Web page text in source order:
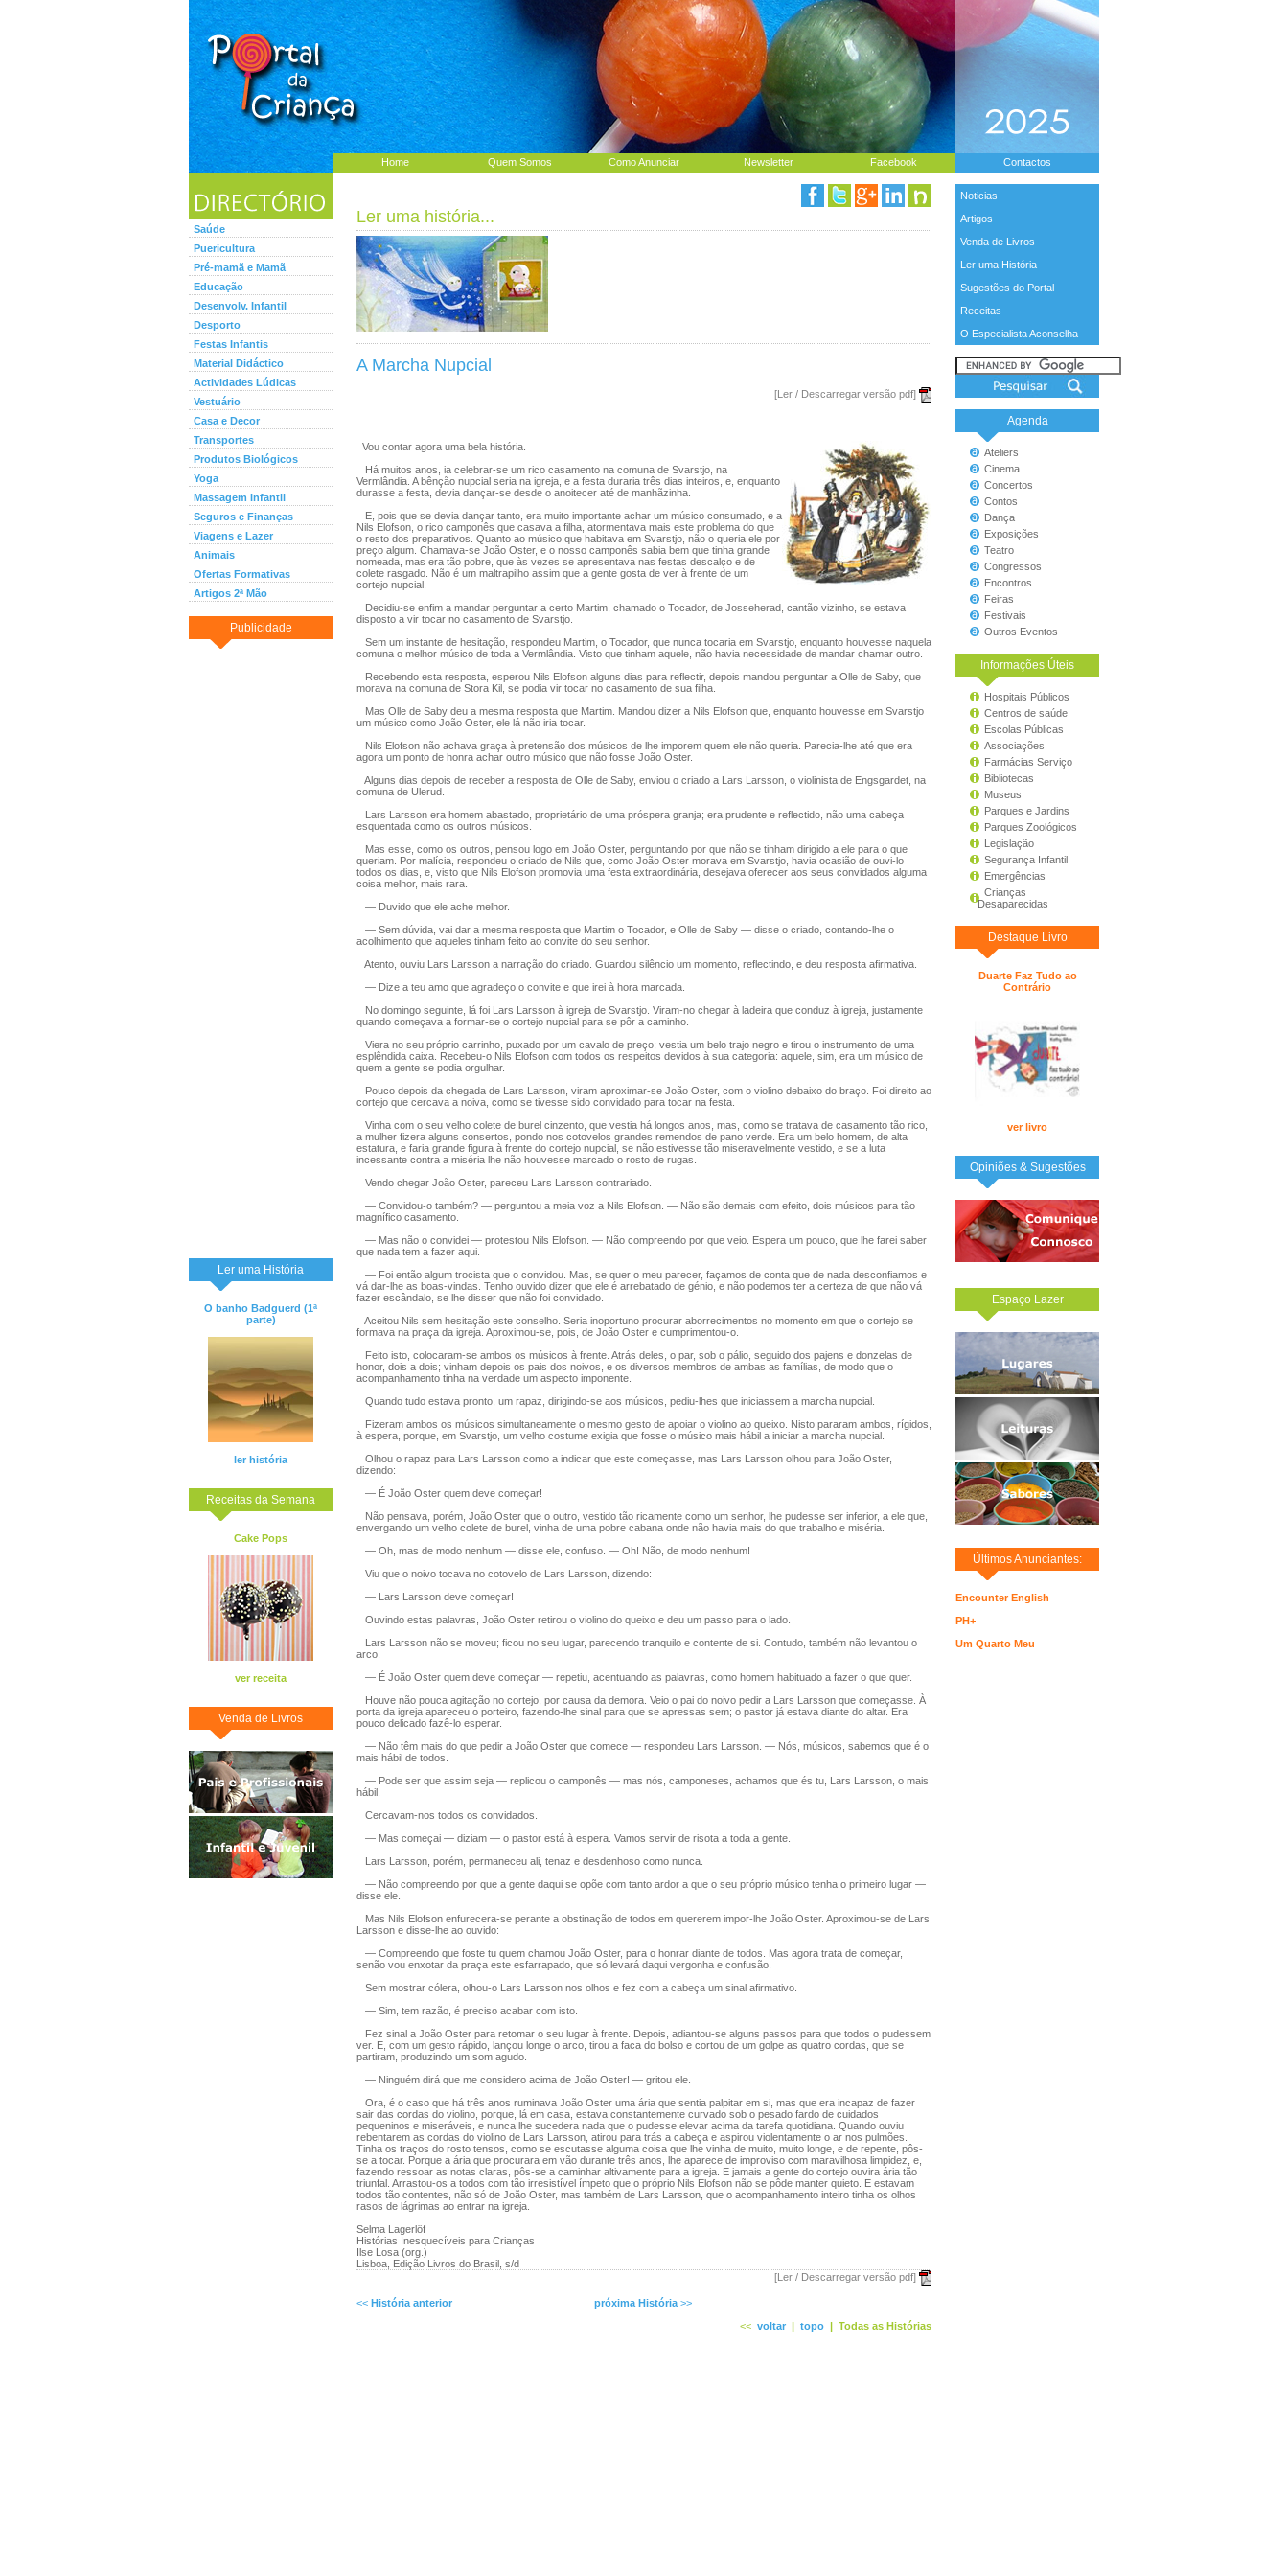
Home Quem Somos Como Anunciar Newsletter Facebook Contactos
Saúde
Puericultura
Pré-mamã e Mamã
Educação
Desenvolv. Infantil
Desporto
Festas Infantis
Material Didáctico
Actividades Lúdicas
Vestuário
Casa e Decor
Transportes
Produtos Biológicos
Yoga
Massagem Infantil
Seguros e Finanças
Viagens e Lazer
Animais
Ofertas Formativas
Artigos 2ª Mão
Publicidade
Ler uma História
O banho Badguerd (1ª
parte)
ler história
Receitas da Semana
Cake Pops
ver receita
Venda de Livros
Noticias
Artigos
Venda de Livros
Ler uma História
Sugestões do Portal
Receitas
O Especialista Aconselha
Agenda
Ateliers
Cinema
Concertos
Contos
Dança
Exposições
Teatro
Congressos
Encontros
Feiras
Festivais
Outros Eventos
Informações Úteis
Hospitais Públicos
Centros de saúde
Escolas Públicas
Associações
Farmácias Serviço
Bibliotecas
Museus
Parques e Jardins
Parques Zoológicos
Legislação
Segurança Infantil
Emergências
Crianças
Desaparecidas
Destaque Livro
Duarte Faz Tudo ao
Contrário
ver livro
Opiniões & Sugestões
Espaço Lazer
Últimos Anunciantes:
Encounter English
PH+
Um Quarto Meu
Ler uma história...
A Marcha Nupcial
[Ler / Descarregar versão pdf]
Vou contar agora uma bela história.
Há muitos anos, ia celebrar-se um rico casamento na comuna de Svarstjo, na
Vermlândia. A bênção nupcial seria na igreja, e a festa duraria três dias inteiros, e, enquanto
durasse a festa, devia dançar-se desde o anoitecer até de manhãzinha.
E, pois que se devia dançar tanto, era muito importante achar um músico consumado, e a
Nils Elofson, o rico camponês que casava a filha, atormentava mais este problema do que
o resto dos preparativos. Quanto ao músico que habitava em Svarstjo, não o queria ele por
preço algum. Chamava-se João Oster, e o nosso camponês sabia bem que tinha grande
nomeada, mas era tão pobre, que às vezes se apresentava nas festas descalço e de
colete rasgado. Não é um maltrapilho assim que a gente gosta de ver à frente de um
cortejo nupcial.
Decidiu-se enfim a mandar perguntar a certo Martim, chamado o Tocador, de Josseherad, cantão vizinho, se estava
disposto a vir tocar no casamento de Svarstjo.
Sem um instante de hesitação, respondeu Martim, o Tocador, que nunca tocaria em Svarstjo, enquanto houvesse naquela
comuna o melhor músico de toda a Vermlândia. Visto que tinham aquele, não havia necessidade de mandar chamar outro.
Recebendo esta resposta, esperou Nils Elofson alguns dias para reflectir, depois mandou perguntar a Olle de Saby, que
morava na comuna de Stora Kil, se podia vir tocar no casamento de sua filha.
Mas Olle de Saby deu a mesma resposta que Martim. Mandou dizer a Nils Elofson que, enquanto houvesse em Svarstjo
um músico como João Oster, ele lá não iria tocar.
Nils Elofson não achava graça à pretensão dos músicos de lhe imporem quem ele não queria. Parecia-lhe até que era
agora um ponto de honra achar outro músico que não fosse João Oster.
Alguns dias depois de receber a resposta de Olle de Saby, enviou o criado a Lars Larsson, o violinista de Engsgardet, na
comuna de Ulerud.
Lars Larsson era homem abastado, proprietário de uma próspera granja; era prudente e reflectido, não uma cabeça
esquentada como os outros músicos.
Mas esse, como os outros, pensou logo em João Oster, perguntando por que não se tinham dirigido a ele para o que
queriam. Por malícia, respondeu o criado de Nils que, como João Oster morava em Svarstjo, havia ocasião de ouvi-lo
todos os dias, e, visto que Nils Elofson promovia uma festa extraordinária, desejava oferecer aos seus convidados alguma
coisa melhor, mais rara.
— Duvido que ele ache melhor.
— Sem dúvida, vai dar a mesma resposta que Martim o Tocador, e Olle de Saby — disse o criado, contando-lhe o
acolhimento que aqueles tinham feito ao convite do seu senhor.
Atento, ouviu Lars Larsson a narração do criado. Guardou silêncio um momento, reflectindo, e deu resposta afirmativa.
— Dize a teu amo que agradeço o convite e que irei à hora marcada.
No domingo seguinte, lá foi Lars Larsson à igreja de Svarstjo. Viram-no chegar à ladeira que conduz à igreja, justamente
quando começava a formar-se o cortejo nupcial para se pôr a caminho.
Viera no seu próprio carrinho, puxado por um cavalo de preço; vestia um belo trajo negro e tirou o instrumento de uma
esplêndida caixa. Recebeu-o Nils Elofson com todos os respeitos devidos à sua categoria: aquele, sim, era um músico de
quem a gente se podia orgulhar.
Pouco depois da chegada de Lars Larsson, viram aproximar-se João Oster, com o violino debaixo do braço. Foi direito ao
cortejo que cercava a noiva, como se tivesse sido convidado para tocar na festa.
Vinha com o seu velho colete de burel cinzento, que vestia há longos anos, mas, como se tratava de casamento tão rico,
a mulher fizera alguns consertos, pondo nos cotovelos grandes remendos de pano verde. Era um belo homem, de alta
estatura, e faria grande figura à frente do cortejo nupcial, se não estivesse tão miseravelmente vestido, e se a luta
incessante contra a miséria lhe não houvesse marcado o rosto de rugas.
Vendo chegar João Oster, pareceu Lars Larsson contrariado.
— Convidou-o também? — perguntou a meia voz a Nils Elofson. — Não são demais com efeito, dois músicos para tão
magnífico casamento.
— Mas não o convidei — protestou Nils Elofson. — Não compreendo por que veio. Espera um pouco, que lhe farei saber
que nada tem a fazer aqui.
— Foi então algum trocista que o convidou. Mas, se quer o meu parecer, façamos de conta que de nada desconfiamos e
vá dar-lhe as boas-vindas. Tenho ouvido dizer que ele é arrebatado de génio, e não podemos ter a certeza de que não vá
fazer escândalo, se lhe disser que não foi convidado.
Aceitou Nils sem hesitação este conselho. Seria inoportuno procurar aborrecimentos no momento em que o cortejo se
formava na praça da igreja. Aproximou-se, pois, de João Oster e cumprimentou-o.
Feito isto, colocaram-se ambos os músicos à frente. Atrás deles, o par, sob o pálio, seguido dos pajens e donzelas de
honor, dois a dois; vinham depois os pais dos noivos, e os diversos membros de ambas as famílias, de modo que o
acompanhamento tinha na verdade um aspecto imponente.
Quando tudo estava pronto, um rapaz, dirigindo-se aos músicos, pediu-lhes que iniciassem a marcha nupcial.
Fizeram ambos os músicos simultaneamente o mesmo gesto de apoiar o violino ao queixo. Nisto pararam ambos, rígidos,
à espera, porque, em Svarstjo, um velho costume exigia que fosse o músico mais hábil a iniciar a marcha nupcial.
Olhou o rapaz para Lars Larsson como a indicar que este começasse, mas Lars Larsson olhou para João Oster,
dizendo:
— É João Oster quem deve começar!
Não pensava, porém, João Oster que o outro, vestido tão ricamente como um senhor, lhe pudesse ser inferior, a ele que,
envergando um velho colete de burel, vinha de uma pobre cabana onde não havia mais do que trabalho e miséria.
— Oh, mas de modo nenhum — disse ele, confuso. — Oh! Não, de modo nenhum!
Viu que o noivo tocava no cotovelo de Lars Larsson, dizendo:
— Lars Larsson deve começar!
Ouvindo estas palavras, João Oster retirou o violino do queixo e deu um passo para o lado.
Lars Larsson não se moveu; ficou no seu lugar, parecendo tranquilo e contente de si. Contudo, também não levantou o
arco.
— É João Oster quem deve começar — repetiu, acentuando as palavras, como homem habituado a fazer o que quer.
Houve não pouca agitação no cortejo, por causa da demora. Veio o pai do noivo pedir a Lars Larsson que começasse. À
porta da igreja apareceu o porteiro, fazendo-lhe sinal para que se apressas sem; o pastor já estava diante do altar. Era
pouco delicado fazê-lo esperar.
— Não têm mais do que pedir a João Oster que comece — respondeu Lars Larsson. — Nós, músicos, sabemos que é o
mais hábil de todos.
— Pode ser que assim seja — replicou o camponês — mas nós, camponeses, achamos que és tu, Lars Larsson, o mais
hábil.
Cercavam-nos todos os convidados.
— Mas começai — diziam — o pastor está à espera. Vamos servir de risota a toda a gente.
Lars Larsson, porém, permaneceu ali, tenaz e desdenhoso como nunca.
— Não compreendo por que a gente daqui se opõe com tanto ardor a que o seu próprio músico tenha o primeiro lugar —
disse ele.
Mas Nils Elofson enfurecera-se perante a obstinação de todos em quererem impor-lhe João Oster. Aproximou-se de Lars
Larsson e disse-lhe ao ouvido:
— Compreendo que foste tu quem chamou João Oster, para o honrar diante de todos. Mas agora trata de começar,
senão vou enxotar da praça este esfarrapado, que só levará daqui vergonha e confusão.
Sem mostrar cólera, olhou-o Lars Larsson nos olhos e fez com a cabeça um sinal afirmativo.
— Sim, tem razão, é preciso acabar com isto.
Fez sinal a João Oster para retomar o seu lugar à frente. Depois, adiantou-se alguns passos para que todos o pudessem
ver. E, com um gesto rápido, lançou longe o arco, tirou a faca do bolso e cortou de um golpe as quatro cordas, que se
partiram, produzindo um som agudo.
— Ninguém dirá que me considero acima de João Oster! — gritou ele.
Ora, é o caso que há três anos ruminava João Oster uma ária que sentia palpitar em si, mas que era incapaz de fazer
sair das cordas do violino, porque, lá em casa, estava constantemente curvado sob o pesado fardo de cuidados
pequeninos e miseráveis, e nunca lhe sucedera nada que o pudesse elevar acima da tarefa quotidiana. Quando ouviu
rebentarem as cordas do violino de Lars Larsson, atirou para trás a cabeça e aspirou violentamente o ar nos pulmões.
Tinha os traços do rosto tensos, como se escutasse alguma coisa que lhe vinha de muito, muito longe, e de repente, pôs-
se a tocar. Porque a ária que procurara em vão durante três anos, lhe aparece de improviso com maravilhosa limpidez, e,
fazendo ressoar as notas claras, pôs-se a caminhar altivamente para a igreja. E jamais a gente do cortejo ouvira ária tão
triunfal. Arrastou-os a todos com tão irresistível ímpeto que o próprio Nils Elofson não se pôde manter quieto. E estavam
todos tão contentes, não só de João Oster, mas também de Lars Larsson, que o acompanhamento inteiro tinha os olhos
rasos de lágrimas ao entrar na igreja.
Selma Lagerlöf
Histórias Inesquecíveis para Crianças
Ilse Losa (org.)
Lisboa, Edição Livros do Brasil, s/d
[Ler / Descarregar versão pdf]
<< História anterior próxima História >>
<< voltar | topo | Todas as Histórias